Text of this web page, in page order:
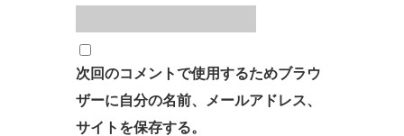
次回のコメントで使用するためブラウ
ザーに自分の名前、メールアドレス、
サイトを保存する。